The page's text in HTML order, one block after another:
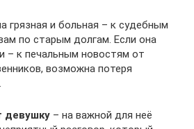
грязная и больная – к судебным
по старым долгам. Если она
– к печальным новостям от
возможна потеря
девушку – на важной для неё